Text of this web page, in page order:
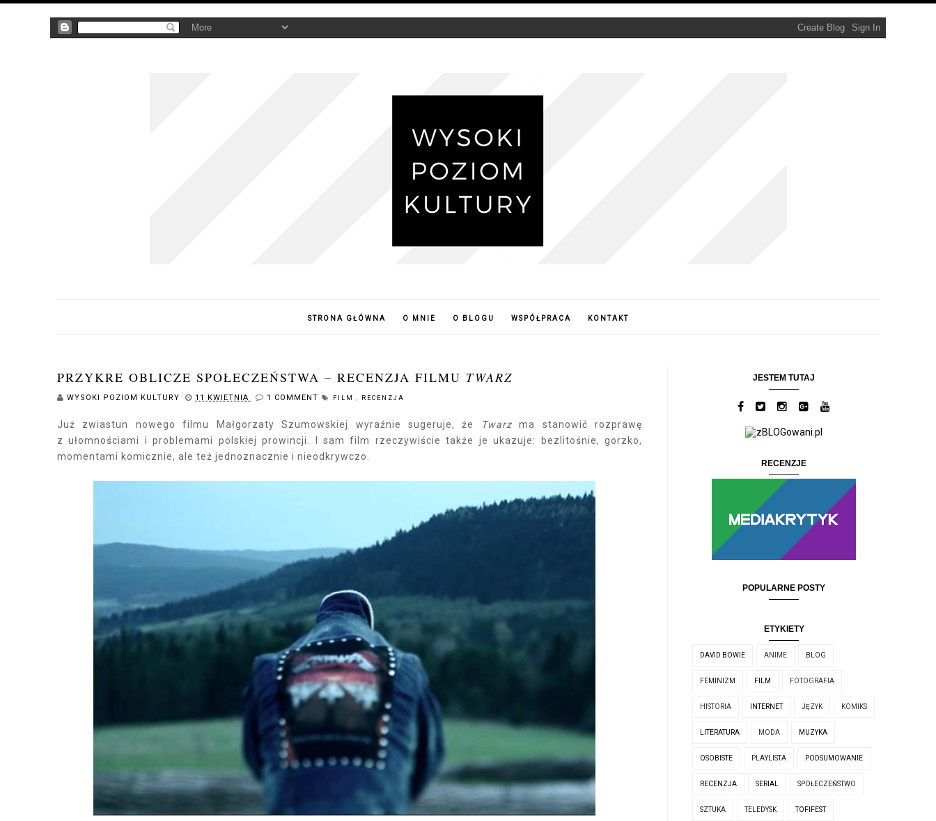
STRONA GŁÓWNA O MNIE O BLOGU WSPÓŁPRACA KONTAKT
PRZYKRE OBLICZE SPOŁECZEŃSTWA – RECENZJA FILMU TWARZ
WYSOKI POZIOM KULTURY 11 KWIETNIA 1 COMMENT FILM , RECENZJA
Już zwiastun nowego filmu Małgorzaty Szumowskiej wyraźnie sugeruje, że Twarzma stanowić rozprawę
z ułomnościami i problemami polskiej prowincji. I sam film rzeczywiście także je ukazuje: bezlitośnie, gorzko,
momentami komicznie, ale też jednoznacznie i nieodkrywczo.
JESTEM TUTAJ
RECENZJE
POPULARNE POSTY
ETYKIETY
DAVID BOWIE ANIME BLOG
FEMINIZM FILM FOTOGRAFIA
HISTORIA INTERNET JĘZYK KOMIKS
LITERATURA MODA MUZYKA
OSOBISTE PLAYLISTA PODSUMOWANIE
RECENZJA SERIAL SPOŁECZEŃSTWO
SZTUKA TELEDYSK TOFIFEST